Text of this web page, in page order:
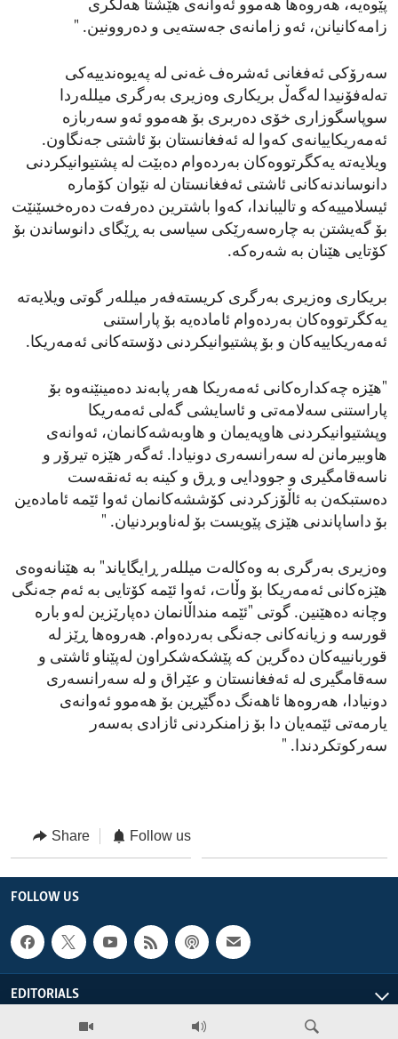
پێوەیە، هەروەها هەموو ئەوانەی هێشتا هەڵگری
زامەکانیانن، ئەو زامانەی جەستەیی و دەروونین. "
سەرۆکی ئەفغانی ئەشرەف غەنی لە پەیوەندییەکی
تەلەفۆنیدا لەگەڵ بریکاری وەزیری بەرگری میللەردا
سوپاسگوزاری خۆی دەربری بۆ هەموو ئەو سەربازە
ئەمەریکاییانەی کەوا لە ئەفغانستان بۆ ئاشتی جەنگاون.
ویلایەتە یەکگرتووەکان بەردەوام دەبێت لە پشتیوانیکردنی
دانوساندنەکانی ئاشتی ئەفغانستان لە نێوان کۆمارە
ئیسلامییەکە و تالیباندا، کەوا باشترین دەرفەت دەرەخسێنێت
بۆ گەیشتن بە چارەسەرێکی سیاسی بە ڕێگای دانوساندن بۆ
کۆتایی هێنان بە شەرەکە.
بریکاری وەزیری بەرگری کریستەفەر میللەر گوتی ویلایەتە
یەکگرتووەکان بەردەوام ئامادەیە بۆ پاراستنی
ئەمەریکاییەکان و بۆ پشتیوانیکردنی دۆستەکانی ئەمەریکا.
"هێزە چەکدارەکانی ئەمەریکا هەر پابەند دەمینێنەوە بۆ
پاراستنی سەلامەتی و ئاسایشی گەلی ئەمەریکا
وپشتیوانیکردنی هاوپەیمان و هاوبەشەکانمان، ئەوانەی
هاوبیرمانن لە سەرانسەری دونیادا. ئەگەر هێزە تیرۆر و
ناسەقامگیری و جوودایی و ڕق و کینە بە ئەنقەست
دەستبکەن بە ئاڵۆزکردنی کۆششەکانمان ئەوا ئێمە ئامادەین
بۆ داساپاندنی هێزی پێویست بۆ لەناوبردنیان. "
وەزیری بەرگری بە وەکالەت میللەر ڕایگایاند" بە هێنانەوەی
هێزەکانی ئەمەریکا بۆ وڵات، ئەوا ئێمە کۆتایی بە ئەم جەنگی
وچانە دەهێنین. گوتی "ئێمە منداڵانمان دەپارێزین لەو بارە
قورسە و زیانەکانی جەنگی بەردەوام. هەروەها ڕێز لە
قوربانییەکان دەگرین کە پێشکەشکراون لەپێناو ئاشتی و
سەقامگیری لە ئەفغانستان و عێراق و لە سەرانسەری
دونیادا، هەروەها ئاهەنگ دەگێڕین بۆ هەموو ئەوانەی
یارمەتی ئێمەیان دا بۆ زامنکردنی ئازادی بەسەر
سەرکوتکردندا. "
Share Follow us
FOLLOW US
EDITORIALS